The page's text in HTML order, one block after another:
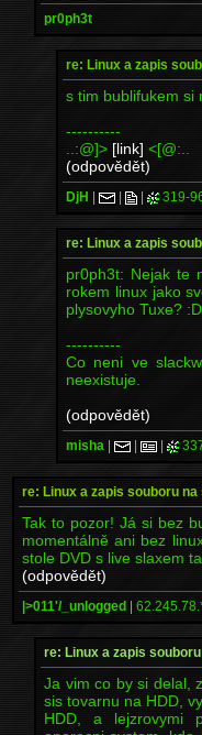
pr0ph3t
re: Linux a zapis
s tim bublifukem si
----------
..:@]> [link] <[@:..
(odpovědět)
DjH | | | 319-
re: Linux a zapis
pr0ph3t: Nejak te
rokem linux jako
plysovyho Tuxe?
----------
Co neni ve
neexistuje.
(odpovědět)
misha | | |
re: Linux a zapis souboru
Tak to pozor! Já si bez
momentálně ani bez
stole DVD s live slaxem
(odpovědět)
|>011'/_unlogged |
re: Linux a zapis
Ja vim co by si delal,
sis tovarnu na HDD,
HDD, a lejzrovymi